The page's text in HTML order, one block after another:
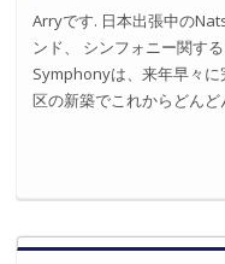
Arryです. 日本出張中の
ンド、 シンフォニー関す
Symphonyは、来年早々
区の新築でこれからどんど